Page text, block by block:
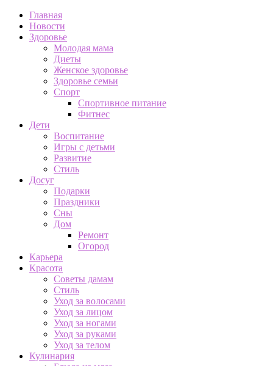
Главная
Новости
Здоровье
Молодая мама
Диеты
Женское здоровье
Здоровье семьи
Спорт
Спортивное питание
Фитнес
Дети
Воспитание
Игры с детьми
Развитие
Стиль
Досуг
Подарки
Праздники
Сны
Дом
Ремонт
Огород
Карьера
Красота
Советы дамам
Стиль
Уход за волосами
Уход за лицом
Уход за ногами
Уход за руками
Уход за телом
Кулинария